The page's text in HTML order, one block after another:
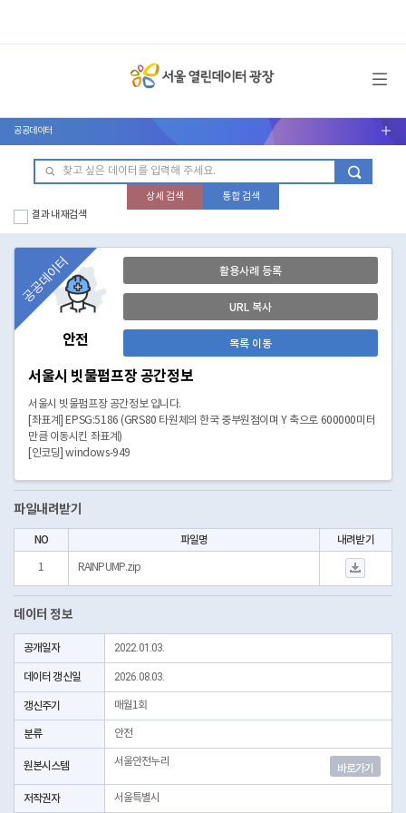
메뉴 열기
공공데이터 서브메뉴 열기
상세 검색
통합 검색
결과 내 재검색
안전
공공데이터 활용사례 등록
URL 복사
목록 이동
서울시 빗물펌프장 공간정보
서울시 빗물펌프장 공간정보 입니다.
[좌표계] EPSG:5186 (GRS80 타원체의 한국 중부원점이며 Y 축으로 600000미터
만큼 이동시킨 좌표계)
[인코딩] windows-949
파일내려받기
NO 파일명 내려받기
1 RAINPUMP.zip
RAINPUMP.zip 다
데이터 정보
공개일자 2022.01.03.
데이터 갱신일 2026.08.03.
갱신주기 매월1회
분류 안전
원본시스템 서울안전누리
바로가기
저작권자 서울특별시